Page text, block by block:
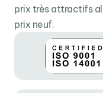
prix très attractifs
prix neuf.